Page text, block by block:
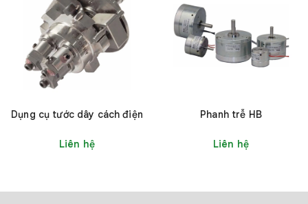
Dòng Model
sức căng
(g)
Dụng cụ tước dây cách điện
Liên hệ
Phanh trễ HB
Liên hệ